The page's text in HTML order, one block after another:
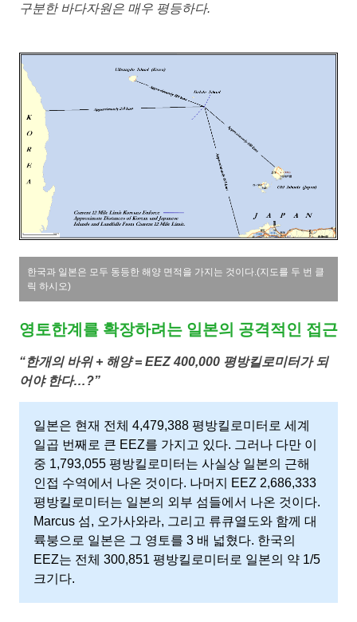
구분한 바다자원은 매우 평등하다.
한국과 일본은 모두 동등한 해양 면적을 가지는 것이다.(지도를 두 번 클
릭 하시오)
영토한계를 확장하려는 일본의 공격적인 접근
“한개의 바위 + 해양 = EEZ 400,000 평방킬로미터가 되
어야 한다…?”
일본은 현재 전체 4,479,388 평방킬로미터로 세계
일곱 번째로 큰 EEZ를 가지고 있다. 그러나 다만 이
중 1,793,055 평방킬로미터는 사실상 일본의 근해
인접 수역에서 나온 것이다. 나머지 EEZ 2,686,333
평방킬로미터는 일본의 외부 섬들에서 나온 것이다.
Marcus 섬, 오가사와라, 그리고 류큐열도와 함께 대
륙붕으로 일본은 그 영토를 3 배 넓혔다. 한국의
EEZ는 전체 300,851 평방킬로미터로 일본의 약 1/5
크기다.